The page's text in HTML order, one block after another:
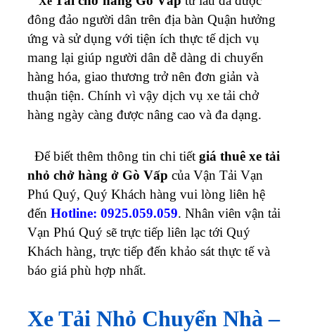
đông đảo người dân trên địa bàn Quận hưởng
ứng và sử dụng với tiện ích thực tế dịch vụ
mang lại giúp người dân dễ dàng di chuyển
hàng hóa, giao thương trở nên đơn giản và
thuận tiện. Chính vì vậy dịch vụ xe tải chở
hàng ngày càng được nâng cao và đa dạng.
Để biết thêm thông tin chi tiết giá thuê xe tải
nhỏ chở hàng ở Gò Vấp của Vận Tải Vạn
Phú Quý, Quý Khách hàng vui lòng liên hệ
đến Hotline: 0925.059.059. Nhân viên vận tải
Vạn Phú Quý sẽ trực tiếp liên lạc tới Quý
Khách hàng, trực tiếp đến khảo sát thực tế và
báo giá phù hợp nhất.
Xe Tải Nhỏ Chuyển Nhà –